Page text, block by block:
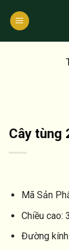
qua
Cây tùng
Mã Sản
Chiều cao:
Đường